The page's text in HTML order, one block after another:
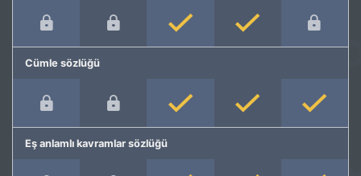
Cümle sözlüğü
Eş anlamlı kavramlar sözlüğü